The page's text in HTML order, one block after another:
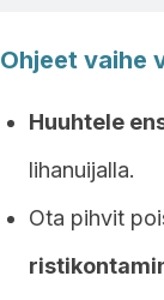
Ohjeet vaihe
Huuhtele
lihanuijalla.
Ota pihvit